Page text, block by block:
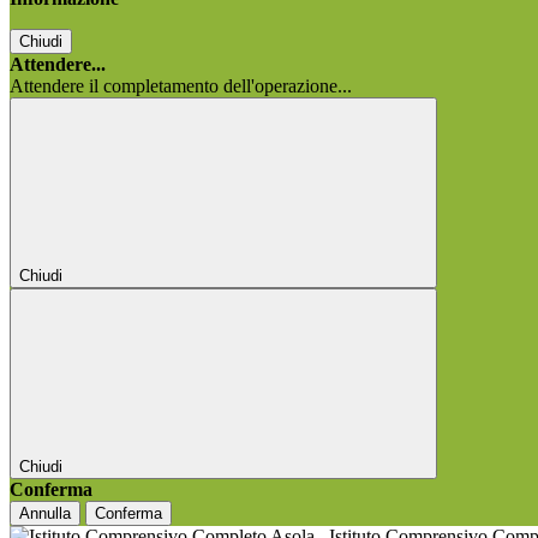
Chiudi
Attendere...
Attendere il completamento dell'operazione...
Chiudi
Chiudi
Conferma
Annulla Conferma